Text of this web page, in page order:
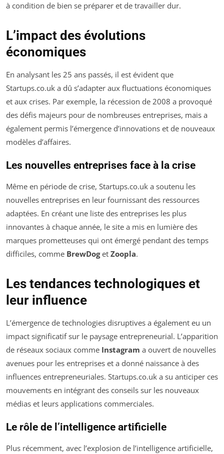
à condition de bien se préparer et de travailler dur.
L’impact des évolutions
économiques
En analysant les 25 ans passés, il est évident que
Startups.co.uk a dû s’adapter aux fluctuations économiques
et aux crises. Par exemple, la récession de 2008 a provoqué
des défis majeurs pour de nombreuses entreprises, mais a
également permis l’émergence d’innovations et de nouveaux
modèles d’affaires.
Les nouvelles entreprises face à la crise
Même en période de crise, Startups.co.uk a soutenu les
nouvelles entreprises en leur fournissant des ressources
adaptées. En créant une liste des entreprises les plus
innovantes à chaque année, le site a mis en lumière des
marques prometteuses qui ont émergé pendant des temps
difficiles, comme BrewDoget Zoopla.
Les tendances technologiques et
leur influence
L’émergence de technologies disruptives a également eu un
impact significatif sur le paysage entrepreneurial. L’apparition
de réseaux sociaux comme Instagram a ouvert de nouvelles
avenues pour les entreprises et a donné naissance à des
influences entrepreneuriales. Startups.co.uk a su anticiper ces
mouvements en intégrant des conseils sur les nouveaux
médias et leurs applications commerciales.
Le rôle de l’intelligence artificielle
Plus récemment, avec l’explosion de l’intelligence artificielle,